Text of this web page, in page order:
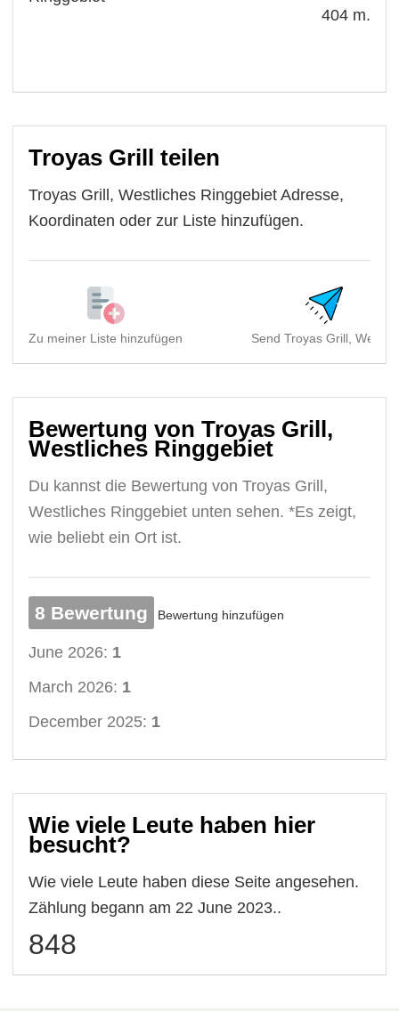
404 m.
Troyas Grill teilen
Troyas Grill, Westliches Ringgebiet Adresse,
Koordinaten oder zur Liste hinzufügen.
Zu meiner Liste hinzufügen Send Troyas Grill, Westli..
Bewertung von Troyas Grill,
Westliches Ringgebiet
Du kannst die Bewertung von Troyas Grill,
Westliches Ringgebiet unten sehen. *Es zeigt,
wie beliebt ein Ort ist.
8 Bewertung Bewertung hinzufügen
June 2026: 1
March 2026: 1
December 2025: 1
Wie viele Leute haben hier
besucht?
Wie viele Leute haben diese Seite angesehen.
Zählung begann am 22 June 2023..
848